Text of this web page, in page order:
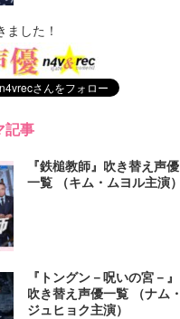
ました！
記事
『鉄槌教師』吹き替え声優
一覧 （キム・ムヨル主演）
『トングン－呪いの宮－』
吹き替え声優一覧 （ナム・
ジュヒョク主演）